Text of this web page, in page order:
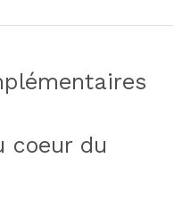
coeur du